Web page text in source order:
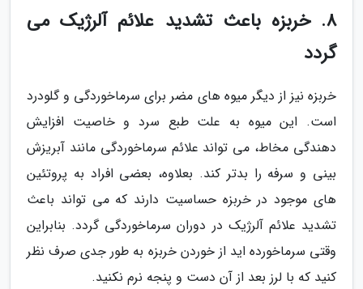
8. خربزه باعث تشدید علائم آلرژیک می
گردد
خربزه نیز از دیگر میوه های مضر برای سرماخوردگی و گلودرد
است. این میوه به علت طبع سرد و خاصیت افزایش
دهندگی مخاط، می تواند علائم سرماخوردگی مانند آبریزش
بینی و سرفه را بدتر کند. بعلاوه، بعضی افراد به پروتئین
های موجود در خربزه حساسیت دارند که می تواند باعث
تشدید علائم آلرژیک در دوران سرماخوردگی گردد. بنابراین
وقتی سرماخورده اید از خوردن خربزه به طور جدی صرف نظر
کنید که با لرز بعد از آن دست و پنجه نرم نکنید.